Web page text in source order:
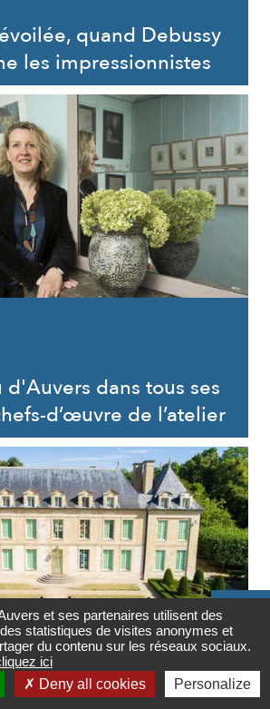
Contact

Newsletter
quand Debussy
les impressionnistes
d'Auvers dans tous ses
d’œuvre de l’atelier
et ses partenaires utilisent des
statistiques de visites anonymes et
du contenu sur les réseaux sociaux.
ici
Deny all cookies Personalize